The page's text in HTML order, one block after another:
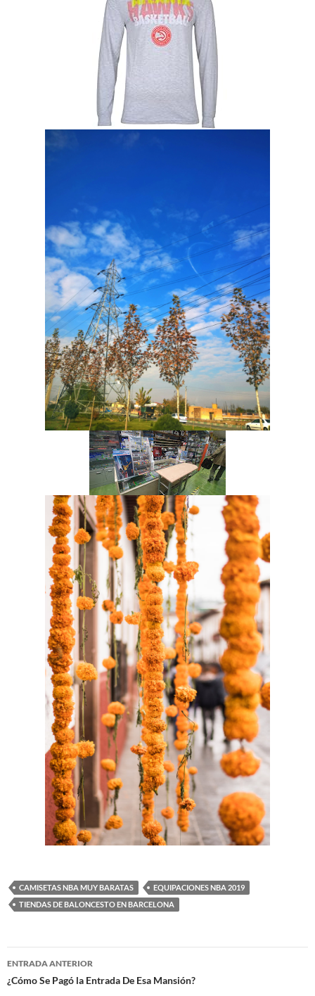
CAMISETAS NBA MUY BARATAS
EQUIPACIONES NBA 2019
TIENDAS DE BALONCESTO EN BARCELONA
Navegación
de
ENTRADA ANTERIOR
¿Cómo Se Pagó la Entrada De Esa Mansión?